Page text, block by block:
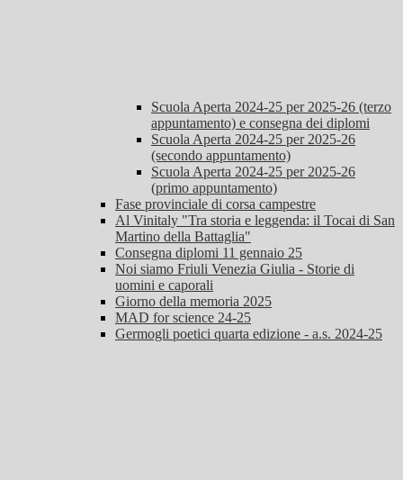
Scuola Aperta 2024-25 per 2025-26 (terzo
appuntamento) e consegna dei diplomi
Scuola Aperta 2024-25 per 2025-26
(secondo appuntamento)
Scuola Aperta 2024-25 per 2025-26
(primo appuntamento)
Fase provinciale di corsa campestre
Al Vinitaly "Tra storia e leggenda: il Tocai di San
Martino della Battaglia"
Consegna diplomi 11 gennaio 25
Noi siamo Friuli Venezia Giulia - Storie di
uomini e caporali
Giorno della memoria 2025
MAD for science 24-25
Germogli poetici quarta edizione - a.s. 2024-25